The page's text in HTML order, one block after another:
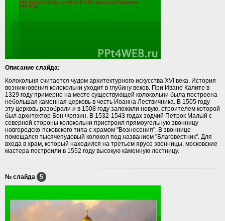
Описание слайда:
Колокольня считается чудом архитектурного искусства XVI века. История
возникновения колокольни уходит в глубину веков. При Иване Калите в
1329 году примерно на месте существующей колокольни была построена
небольшая каменная церковь в честь Иоанна Лествичника. В 1505 году
эту церковь разобрали и в 1508 году заложили новую, строителем которой
был архитектор Бон Фрязин. В 1532-1543 годах зодчий Петрок Малый с
северной стороны колокольни пристроил прямоугольную звонницу
новгородско-псковского типа с храмом "Вознесения". В звоннице
помещался тысячепудовый колокол под названием "Благовестник". Для
входа в храм, который находился на третьем ярусе звонницы, московские
мастера построили в 1552 году высокую каменную лестницу.
№ слайда 5